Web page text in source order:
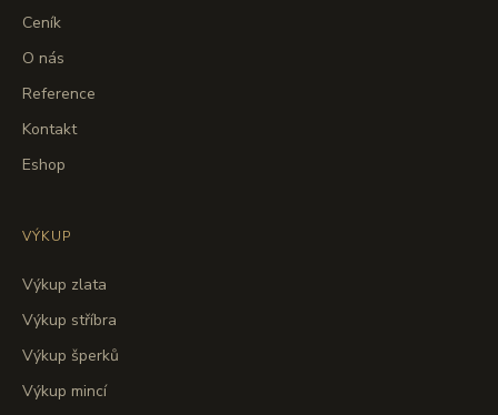
Ceník
O nás
Reference
Kontakt
Eshop
VÝKUP
Výkup zlata
Výkup stříbra
Výkup šperků
Výkup mincí